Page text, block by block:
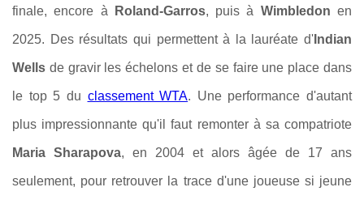
finale, encore à Roland-Garros, puis à Wimbledonen
2025. Des résultats qui permettent à la lauréate d' Indian
Wells de gravir les échelons et de se faire une place dans
le top 5 du classement WTA. Une performance d'autant
plus impressionnante qu'il faut remonter à sa compatriote
Maria Sharapova, en 2004 et alors âgée de 17 ans
seulement, pour retrouver la trace d'une joueuse si jeune